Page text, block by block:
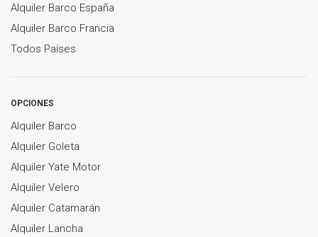
Alquiler Barco España
Alquiler Barco Francia
Todos Países
OPCIONES
Alquiler Barco
Alquiler Goleta
Alquiler Yate Motor
Alquiler Velero
Alquiler Catamarán
Alquiler Lancha